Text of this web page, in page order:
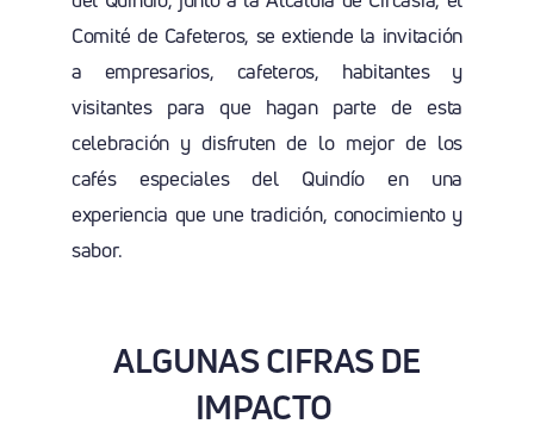
Comité de Cafeteros, se extiende la invitación
a empresarios, cafeteros, habitantes y
visitantes para que hagan parte de esta
celebración y disfruten de lo mejor de los
cafés especiales del Quindío en una
experiencia que une tradición, conocimiento y
sabor.
ALGUNAS CIFRAS DE
IMPACTO